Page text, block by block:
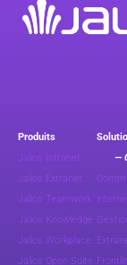
Produits
Jalios Intranet
Jalios Extranet
Jalios Teamwork
Jalios Knowledge
Jalios Workplace
Jalios Open Suite
—
interne